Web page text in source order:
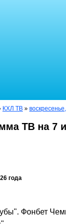
КХЛ ТВ »
ТВ на 7
года
Фонбет